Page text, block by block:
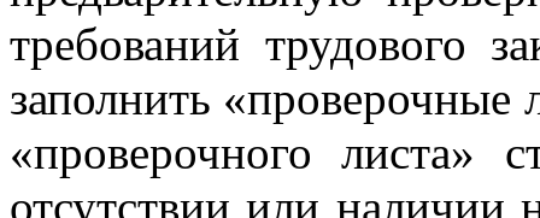
требований трудового
заполнить «проверочные
«проверочного листа»
отсутствии или наличии